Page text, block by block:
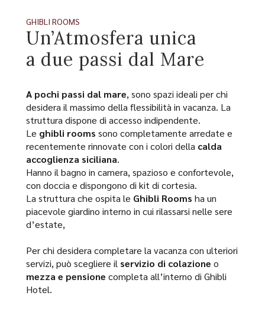
GHIBLI ROOMS
Un’Atmosfera unica
a due passi dal Mare
A pochi passi dal mare, sono spazi ideali per chi
desidera il massimo della flessibilità in vacanza. La
struttura dispone di accesso indipendente.
Le ghibli rooms sono completamente arredate e
recentemente rinnovate con i colori della calda
accoglienza siciliana.
Hanno il bagno in camera, spazioso e confortevole,
con doccia e dispongono di kit di cortesia.
La struttura che ospita le Ghibli Rooms ha un
piacevole giardino interno in cui rilassarsi nelle sere
d’estate,
Per chi desidera completare la vacanza con ulteriori
servizi, può scegliere il servizio di colazione o
mezza e pensione completa all’interno di Ghibli
Hotel.